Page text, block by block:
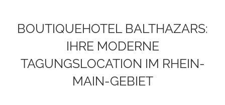
BOUTIQUEHOTEL BALTHAZARS:
IHRE MODERNE
TAGUNGSLOCATION IM RHEIN-
MAIN-GEBIET